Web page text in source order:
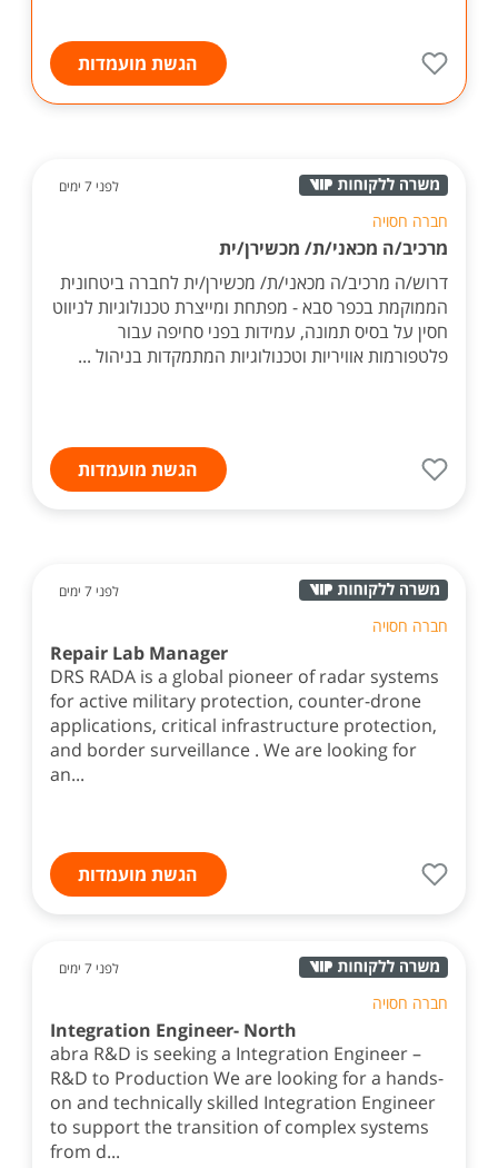
הגשת מועמדות
לפני 7 ימים
חברה חסויה
מרכיב/ה מכאני/ת/ מכשירן/ית
דרוש/ה מרכיב/ה מכאני/ת/ מכשירן/ית לחברה ביטחונית
הממוקמת בכפר סבא - מפתחת ומייצרת טכנולוגיות לניווט
חסין על בסיס תמונה, עמידות בפני סחיפה עבור
פלטפורמות אוויריות וטכנולוגיות המתמקדות בניהול ...
הגשת מועמדות
לפני 7 ימים
חברה חסויה
Repair Lab Manager
DRS RADA is a global pioneer of radar systems
for active military protection, counter-drone
applications, critical infrastructure protection,
and border surveillance . We are looking for
an...
הגשת מועמדות
לפני 7 ימים
חברה חסויה
Integration Engineer- North
abra R&D is seeking a Integration Engineer –
R&D to Production We are looking for a hands-
on and technically skilled Integration Engineer
to support the transition of complex systems
from d...